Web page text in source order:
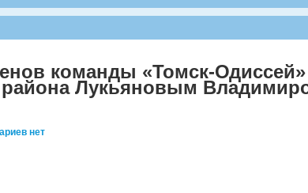
команды «Томск-
района Лукьяновым
нет